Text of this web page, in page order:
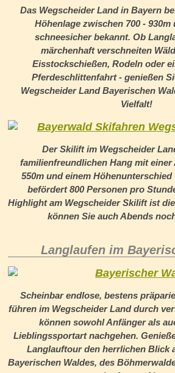
Das Wegscheider Land in Bayern
Höhenlage zwischen 700 -
schneesicher bekannt. Ob
märchenhaft verschneiten
Eisstockschießen, Rodeln oder
Pferdeschlittenfahrt - genießen
Wegscheider Land Bayerischen
Vielfalt!
Der Skilift im Wegscheider
familienfreundlichen Hang mit
550m und einem
befördert 800 Personen pro
Highlight am Wegscheider Skilift ist
können Sie auch Abends
Langlaufen im
Scheinbar endlose, bestens
führen im Wegscheider Land durch
können sowohl Anfänger als
Lieblingssportart nachgehen.
Langlauftour den herrlichen Blick
Bayerischen Waldes, des